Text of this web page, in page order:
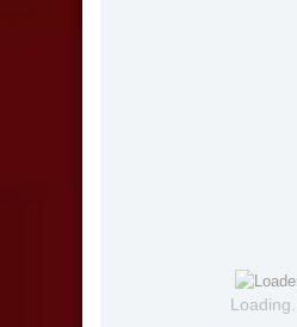
Loading...